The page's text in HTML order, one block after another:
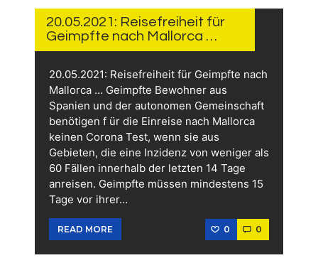
2021
20.05.2021: Reisefreiheit für
Geimpfte nach Mallorca …
20.05.2021: Reisefreiheit für Geimpfte nach
Mallorca … Geimpfte Bewohner aus
Spanien und der autonomen Gemeinschaft
benötigen f ür die Einreise nach Mallorca
keinen Corona Test, wenn sie aus
Gebieten, die eine Inzidenz von weniger als
60 Fällen innerhalb der letzten 14 Tage
anreisen. Geimpfte müssen mindestens 15
Tage vor ihrer…
READ MORE 0 0